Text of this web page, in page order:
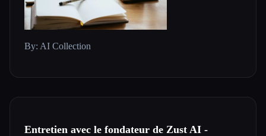
By: AI Collection
Entretien avec le fondateur de Zust AI -